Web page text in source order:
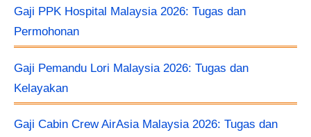
Gaji PPK Hospital Malaysia 2026: Tugas dan
Permohonan
Gaji Pemandu Lori Malaysia 2026: Tugas dan
Kelayakan
Gaji Cabin Crew AirAsia Malaysia 2026: Tugas dan